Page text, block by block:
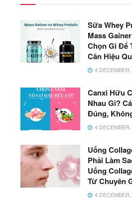
Sữa Whey
Mass
Chọn Gì Để
Cân Hiệu
4
Canxi Hữu
Nhau Gì?
Đúng,
4
Uống
Phải Làm
Uống
Từ Chuyên
4